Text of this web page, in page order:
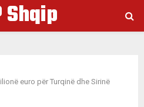
Shqip
euro për Turqinë dhe Sirinë